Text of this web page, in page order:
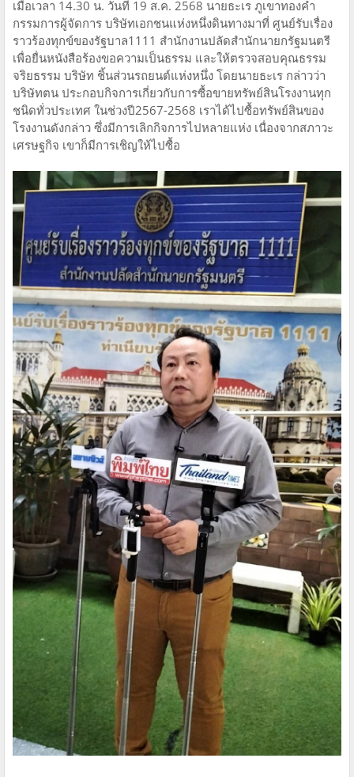
เมื่อเวลา 14.30 น. วันที่ 19 ส.ค. 2568 นายธะเร ภูเขาทองคำ
กรรมการผู้จัดการ บริษัทเอกชนแห่งหนึ่งดินทางมาที่ ศูนย์รับเรื่อง
ราวร้องทุกข์ของรัฐบาล1111 สำนักงานปลัดสำนักนายกรัฐมนตรี
เพื่อยื่นหนังสือร้องขอความเป็นธรรม และให้ตรวจสอบคุณธรรม
จริยธรรม บริษัท ชิ้นส่วนรถยนต์แห่งหนึ่ง โดยนายธะเร กล่าวว่า
บริษัทตน ประกอบกิจการเกี่ยวกับการซื้อขายทรัพย์สินโรงงานทุก
ชนิดทั่วประเทศ ในช่วงปี2567-2568 เราได้ไปซื้อทรัพย์สินของ
โรงงานดังกล่าว ซึ่งมีการเลิกกิจการไปหลายแห่ง เนื่องจากสภาวะ
เศรษฐกิจ เขาก็มีการเชิญให้ไปซื้อ